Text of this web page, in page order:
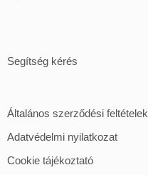
Segítség kérés
Általános szerződési feltételek
Adatvédelmi nyilatkozat
Cookie tájékoztató